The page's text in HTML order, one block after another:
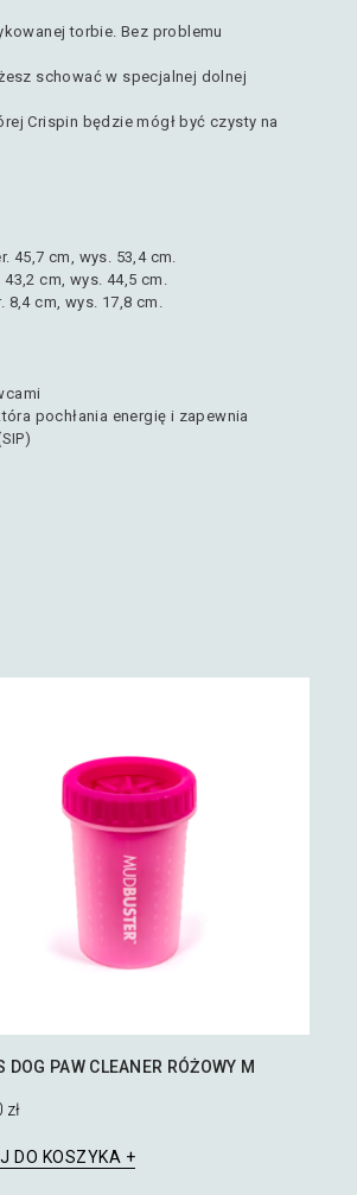
torbie. Bez problemu
schować w specjalnej dolnej
Crispin będzie mógł być czysty na
45,7 cm, wys. 53,4 cm.
43,2 cm, wys. 44,5 cm.
8,4 cm, wys. 17,8 cm.
pochłania energię i zapewnia
DOG PAW CLEANER RÓŻOWY M
zł
DO KOSZYKA